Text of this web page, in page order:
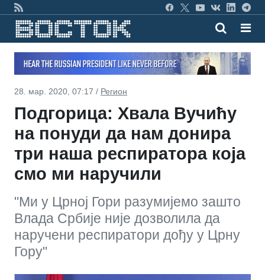
28. мар. 2020, 07:17 / Регион
Подгорица: Хвала Вучићу
на понуди да нам донира
три наша респиратора која
смо ми наручили
"Ми у Црној Гори разумијемо зашто
Влада Србије није дозволила да
наручени респиратори дођу у Црну
Гору"